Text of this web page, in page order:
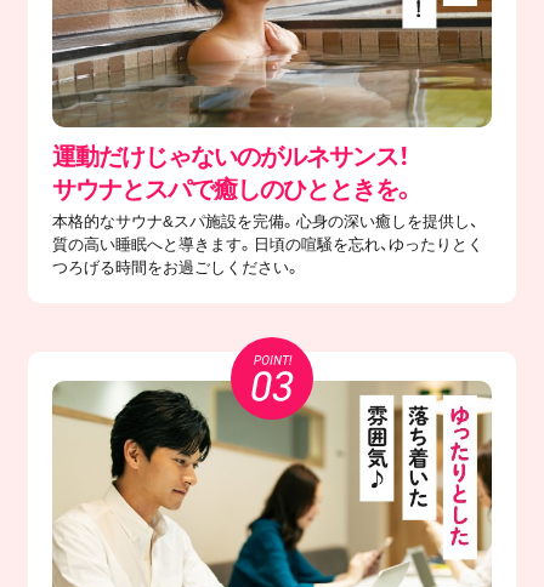
運動だけじゃないのがルネサンス！
サウナとスパで癒しのひとときを。
本格的なサウナ&スパ施設を完備。心身の深い癒しを提供し、
質の高い睡眠へと導きます。日頃の喧騒を忘れ、ゆったりとく
つろげる時間をお過ごしください。